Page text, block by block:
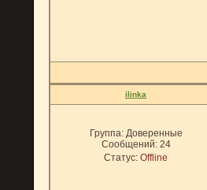
ilinka
Группа: Доверенные
Сообщений: 24
Статус: Offline